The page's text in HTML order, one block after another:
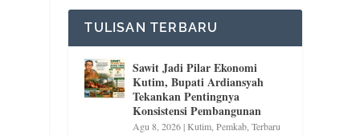
TULISAN TERBARU
Sawit Jadi Pilar Ekonomi
Kutim, Bupati Ardiansyah
Tekankan Pentingnya
Konsistensi Pembangunan
Agu 8, 2026|Kutim,Pemkab,Terbaru